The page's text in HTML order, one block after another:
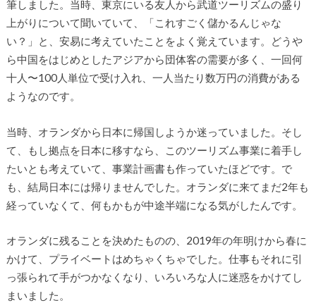
筆しました。当時、東京にいる友人から武道ツーリズムの盛り
上がりについて聞いていて、「これすごく儲かるんじゃな
い？」と、安易に考えていたことをよく覚えています。どうや
ら中国をはじめとしたアジアから団体客の需要が多く、一回何
十人〜100人単位で受け入れ、一人当たり数万円の消費がある
ようなのです。
当時、オランダから日本に帰国しようか迷っていました。そし
て、もし拠点を日本に移すなら、このツーリズム事業に着手し
たいとも考えていて、事業計画書も作っていたほどです。で
も、結局日本には帰りませんでした。オランダに来てまだ2年も
経っていなくて、何もかもが中途半端になる気がしたんです。
オランダに残ることを決めたものの、2019年の年明けから春に
かけて、プライベートはめちゃくちゃでした。仕事もそれに引
っ張られて手がつかなくなり、いろいろな人に迷惑をかけてし
まいました。